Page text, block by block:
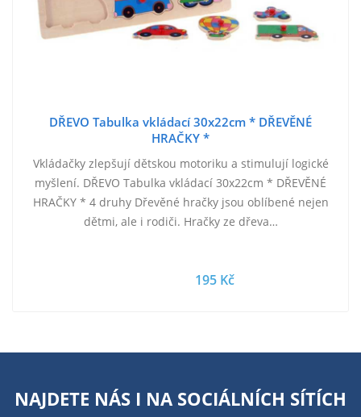
DŘEVO Tabulka vkládací 30x22cm * DŘEVĚNÉ
HRAČKY *
Vkládačky zlepšují dětskou motoriku a stimulují logické
myšlení. DŘEVO Tabulka vkládací 30x22cm * DŘEVĚNÉ
HRAČKY * 4 druhy Dřevěné hračky jsou oblíbené nejen
dětmi, ale i rodiči. Hračky ze dřeva…
195 Kč
NAJDETE NÁS I NA SOCIÁLNÍCH SÍTÍCH